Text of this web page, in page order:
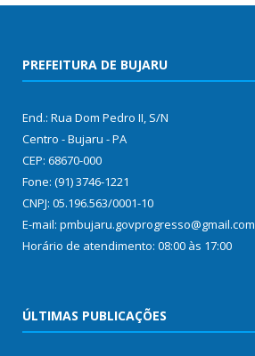
PREFEITURA DE BUJARU
End.: Rua Dom Pedro II, S/N
Centro - Bujaru - PA
CEP: 68670-000
Fone: (91) 3746-1221
CNPJ: 05.196.563/0001-10
E-mail: pmbujaru.govprogresso@gmail.com
Horário de atendimento: 08:00 às 17:00
ÚLTIMAS PUBLICAÇÕES